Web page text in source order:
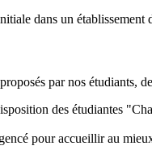
dans un établissement
par nos étudiants,
des étudiantes
pour accueillir au